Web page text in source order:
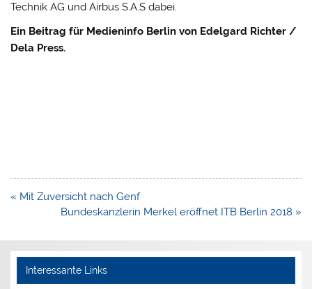
Technik AG und Airbus S.A.S dabei.
Ein Beitrag für Medieninfo Berlin von Edelgard Richter /
Dela Press.
Beitragsnavigation
« Mit Zuversicht nach Genf
Bundeskanzlerin Merkel eröffnet ITB Berlin 2018 »
Interessante Links